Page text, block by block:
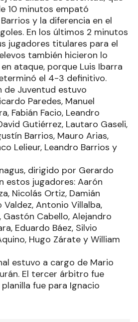
10 minutos empató
y la diferencia en el
En los últimos 2 minutos
jugadores titulares para el
también hicieron lo
ataque, porque Luis Ibarra
el 4-3 definitivo.
de Juventud estuvo
Paredes, Manuel
Fabián Facio, Leandro
Gutiérrez, Lautaro Gaseli,
Barrios, Mauro Arias,
Lelieur, Leandro Barrios y
dirigido por Gerardo
estos jugadores: Aarón
Nicolás Ortiz, Damián
Valdez, Antonio Villalba,
Gastón Cabello, Alejandro
Eduardo Báez, Silvio
Hugo Zárate y William
estuvo a cargo de Mario
El tercer árbitro fue
fue para Ignacio